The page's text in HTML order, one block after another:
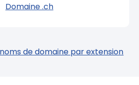
Domaine .ch
de domaine par extension